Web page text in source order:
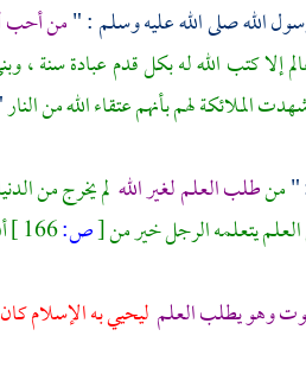
الله صلى الله عليه وسلم : "من أحب
إلا كتب الله له بكل قدم عبادة سنة
الملائكة لهم بأنهم عتقاء الله من النار
"منطلب العلم لغير الله لم يخرج من
العلم يتعلمه الرجل خير من[ص:
وهو يطلب العلم ليحيي به الإسلام